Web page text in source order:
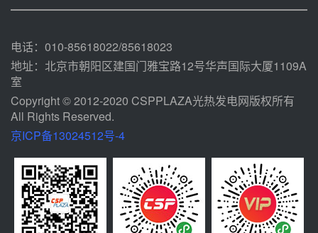
100MW光热发电项目管件采购
电话：010-85618022/85618023
地址：北京市朝阳区建国门雅宝路12号华声国际大厦1109A
室
Copyright © 2012-2020 CSPPLAZA光热发电网版权所有
All Rights Reserved.
京ICP备13024512号-4